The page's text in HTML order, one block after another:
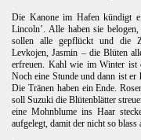
Die Kanone im Hafen kündigt
Lincoln’. Alle haben sie
sollen alle gepflückt und die
Levkojen, Jasmin – die Blüten
erfreuen. Kahl wie im Winter ist
Noch eine Stunde und dann ist er
Die Tränen haben ein Ende.
soll Suzuki die Blütenblätter
eine Mohnblume ins Haar
aufgelegt, damit der nicht so blass